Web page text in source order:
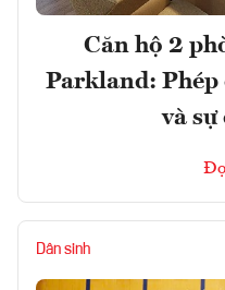
Căn hộ 2
Parkland: Phép
và sự
Dân sinh